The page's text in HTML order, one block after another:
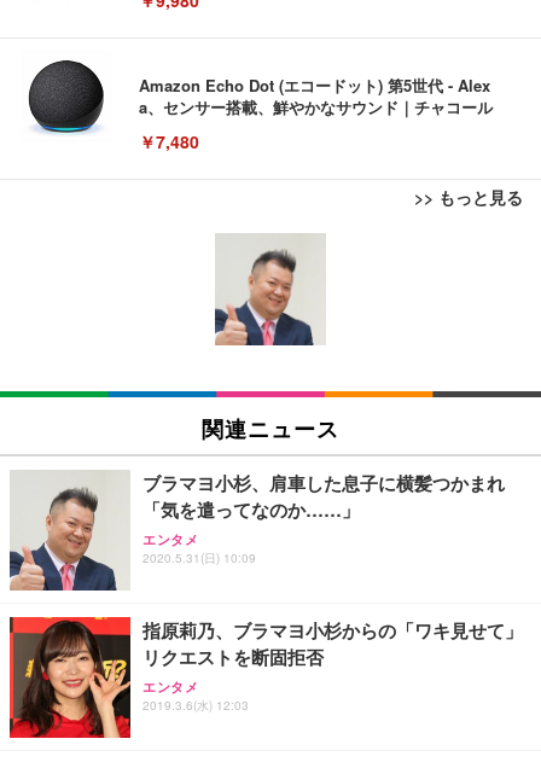
Amazon Echo Dot (エコードット) 第5世代 - Alex
a、センサー搭載、鮮やかなサウンド｜チャコール
￥7,480
>> もっと見る
[EdoErgo] オフィスチェア 椅子 テレワーク 疲れな
い 跳ね上げ式アームレスト コンパクト 約105度ロッ
キング pc 事務椅子 360度回転 座面昇降 強化ナイロ
ン樹脂ベース 通気性メッシュ 在宅ワーク H-WY01
(黒網+黒枠+黒足)
SIHOO B100 オフィスチェア／デスクチェア メッシ
ュチェア 人間工学 疲れない ブラック
￥27,999
Sezlife オフィスチェア デスクチェア 疲れない テレ
ワーク チェア 強化バックレスト 30度ロッキング機
能 人間工学 椅子 腰サポート 90度跳ね上げ式アーム
務用 おしゃれ パソコンチェア (ブラック)
Sezlife オフィスチェア デスクチェア 疲れない テレ
ワーク チェア 強化バックレスト 30度ロッキング機
能 人間工学 椅子 腰サポート 90度跳ね上げ式アーム
EIZO ビジネス向けプレミアムモニター | FlexScan
EV3240X-WT | 31.5型4K UHD・USB Type-C・ホワ
￥105,595
EIZO ビジネス向けプレミアムモニター | FlexScan
￥109,572
【純正品】27"ゲーミングモニター DualSense 充電
フック付き（CFI-ZDM1J）
【整備済み品】Dell E2724HS 27インチ 液晶モニタ
ー フルHD（1920×1080）VA 非光沢 HDMI/DisplayP
ort/VGA スピーカー内蔵 高さ調整 スイベル VESA対
Amazonベーシック ペットシーツ 薄型 レギュラー 1
回使い捨て 無香料 ホワイト 300枚
Amazonベーシック ペットシーツ 厚型 ワイド 42枚
x2袋(84枚) ホワイト(吸収面:ライトブルー)
￥3,234
ネオ・ルーライフ ネオ・オムツ L 中型犬用 26枚入
り 単品
Smart Basic(スマートベーシック) 【Amazon.co.jp
限定】 Smart Basic アイリスオーヤマ ペットシーツ
超厚型 お徳用 ワイド 100枚入 (x 1) (ケース販売)
関連ニュース
ブラマヨ小杉、肩車した息子に横髪つかまれ
「気を遣ってなのか……」
エンタメ
2020.5.31(日) 10:09
指原莉乃、ブラマヨ小杉からの「ワキ見せて」
リクエストを断固拒否
エンタメ
2019.3.6(水) 12:03